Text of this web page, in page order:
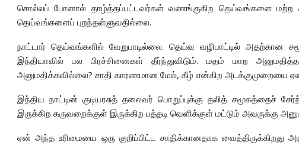
சொல்லப் போனால் தாழ்த்தப்பட்டவர்கள் வணங்குகிற தெய்வங்களை மற்ற
தெய்வங்களைப் புறந்தள்ளுவதில்லை.
நாட்டார் தெய்வங்களில் வேறுபாடில்லை. தெய்வ வழிபாட்டில் அதற்கான
இந்தியாவில் பல பிரச்சினைகள் தீர்ந்துவிடும். மதம் மாற
அனுமதிக்கவில்லை? சாதி காரணமான மேல், கீழ் என்கிற அடக்குமுறையை ஏன்
இந்திய நாட்டின் குடியரசுத் தலைவர் பொறுப்புக்கு தலித் சமூகத்தைச்
இருக்கிற கருவறைக்குள் இருக்கிற பத்தடி வெளிக்குள் மட்டும் அவருக்கு
ஏன் அந்த உரிமையை ஒரு குறிப்பிட்ட சாதிக்கானதாக